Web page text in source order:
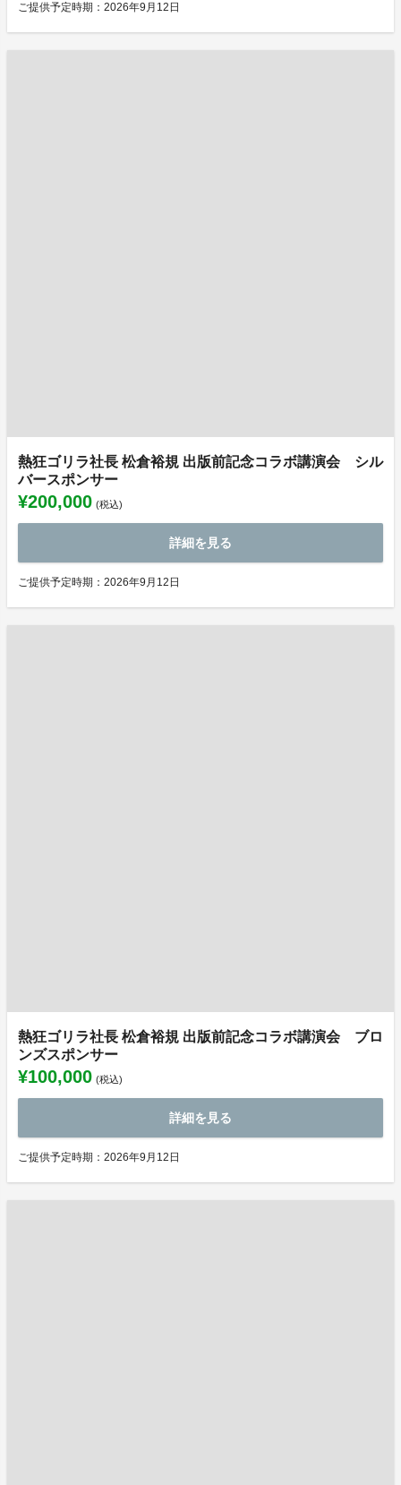
ご提供予定時期：2026年9月12日
熱狂ゴリラ社長 松倉裕規 出版前記念コラボ講演会 シル
バースポンサー
¥200,000 (税込)
詳細を見る
ご提供予定時期：2026年9月12日
熱狂ゴリラ社長 松倉裕規 出版前記念コラボ講演会 ブロ
ンズスポンサー
¥100,000 (税込)
詳細を見る
ご提供予定時期：2026年9月12日